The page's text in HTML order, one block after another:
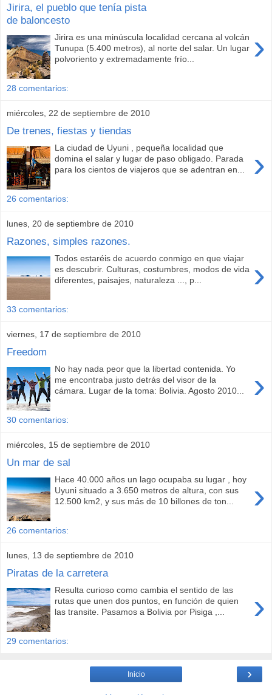
Jirira, el pueblo que tenía pista
de baloncesto
›
Jirira es una minúscula localidad cercana al volcán
Tunupa (5.400 metros), al norte del salar. Un lugar
polvoriento y extremadamente frío...
28 comentarios:
miércoles, 22 de septiembre de 2010
De trenes, fiestas y tiendas
›
La ciudad de Uyuni , pequeña localidad que
domina el salar y lugar de paso obligado. Parada
para los cientos de viajeros que se adentran en...
26 comentarios:
lunes, 20 de septiembre de 2010
Razones, simples razones.
›
Todos estaréis de acuerdo conmigo en que viajar
es descubrir. Culturas, costumbres, modos de vida
diferentes, paisajes, naturaleza ..., p...
33 comentarios:
viernes, 17 de septiembre de 2010
Freedom
›
No hay nada peor que la libertad contenida. Yo
me encontraba justo detrás del visor de la
cámara. Lugar de la toma: Bolivia. Agosto 2010...
30 comentarios:
miércoles, 15 de septiembre de 2010
Un mar de sal
›
Hace 40.000 años un lago ocupaba su lugar , hoy
Uyuni situado a 3.650 metros de altura, con sus
12.500 km2, y sus más de 10 billones de ton...
26 comentarios:
lunes, 13 de septiembre de 2010
Piratas de la carretera
›
Resulta curioso como cambia el sentido de las
rutas que unen dos puntos, en función de quien
las transite. Pasamos a Bolivia por Pisiga ,...
29 comentarios:
›
Inicio